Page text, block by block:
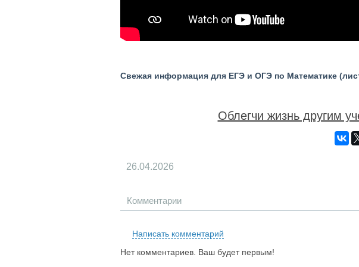
Свежая информация для ЕГЭ и ОГЭ по Математике
Облегчи жизнь другим
26.04.2026
Комментарии
Написать комментарий
Нет комментариев. Ваш будет первым!